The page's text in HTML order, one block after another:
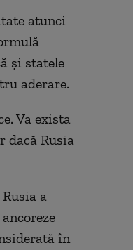
atunci
şi statele
aderare.
Va exista
dacă Rusia
a
în